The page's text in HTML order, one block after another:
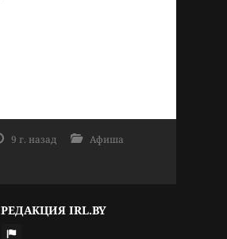
9 г. назад
Афиша
РЕДАКЦИЯ IRL.BY